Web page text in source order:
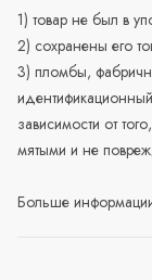
1) товар не был в
2) сохранены его
3) пломбы,
зависимости от
мятыми и не
Больше